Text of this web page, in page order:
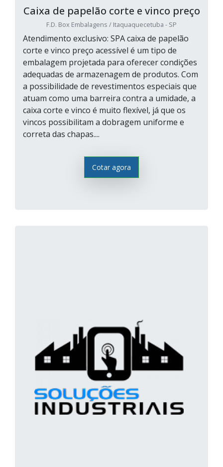
Caixa de papelão corte e vinco preço
F.D. Box Embalagens / Itaquaquecetuba - SP
Atendimento exclusivo: SPA caixa de papelão
corte e vinco preço acessível é um tipo de
embalagem projetada para oferecer condições
adequadas de armazenagem de produtos. Com
a possibilidade de revestimentos especiais que
atuam como uma barreira contra a umidade, a
caixa corte e vinco é muito flexível, já que os
vincos possibilitam a dobragem uniforme e
correta das chapas....
Cotar agora